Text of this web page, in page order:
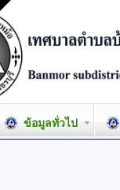
ข้อมูลทั่วไป